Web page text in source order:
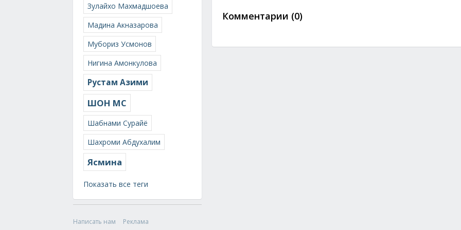
Зулайхо Махмадшоева
Мадина Акназарова
Мубориз Усмонов
Нигина Амонкулова
Рустам Азими
ШОН МС
Шабнами Сурайё
Шахроми Абдухалим
Ясмина
Показать все теги
Написать нам
Реклама
Комментарии (0)